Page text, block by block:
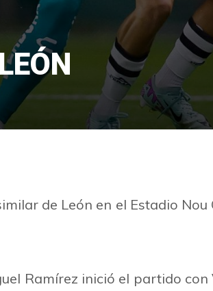
de León en el Estadio
Ramírez inició el partido